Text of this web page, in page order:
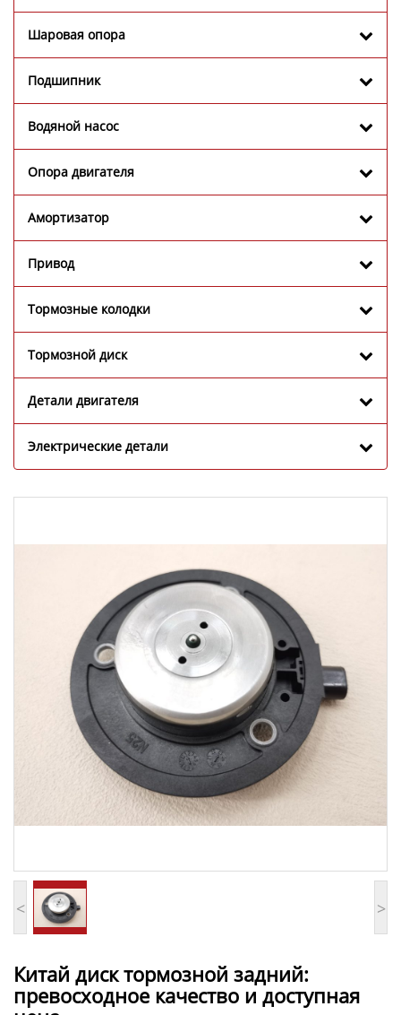
Шаровая опора
Подшипник
Водяной насос
Опора двигателя
Амортизатор
Привод
Тормозные колодки
Тормозной диск
Детали двигателя
Электрические детали
< >
Китай диск тормозной задний:
превосходное качество и доступная